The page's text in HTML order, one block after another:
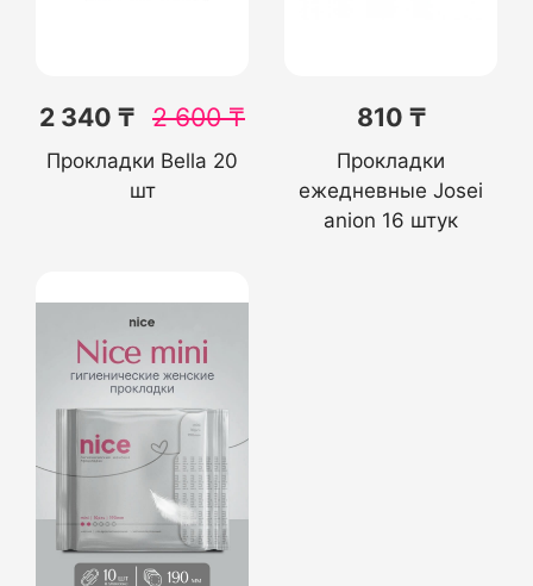
2 340 ₸ 2 600₸
Прокладки Bella 20
шт
810 ₸
Прокладки
ежедневные Josei
anion 16 штук